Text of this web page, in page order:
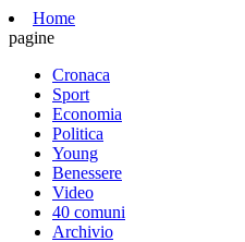
Home
pagine
Cronaca
Sport
Economia
Politica
Young
Benessere
Video
40 comuni
Archivio